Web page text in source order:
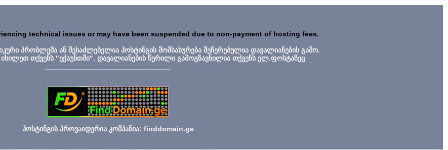
technical issues or may have been suspended due to non-payment of hosting fees.
პრობლემა ან შესაძლებელია ჰოსტინგის მომსახურება შეჩერებულია დავალიანების გამო.
იხილეთ თქვენს "ექაუნთში". დავალიანების წერილი გამოგზავნილია თქვენს ელ.ფოსტაზეც
ჰოსტინგის პროვაიდერია კომპანია: finddomain.ge